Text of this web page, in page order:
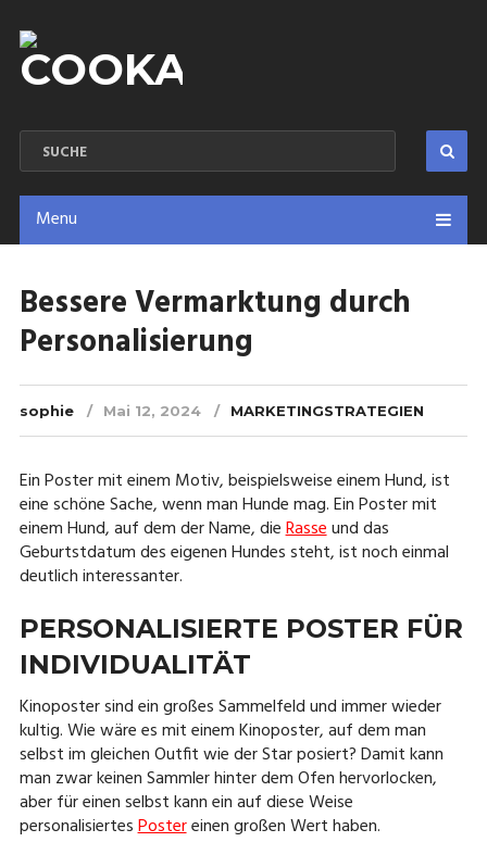
Menu
Bessere Vermarktung durch
Personalisierung
sophie Mai 12, 2024 MARKETINGSTRATEGIEN
Ein Poster mit einem Motiv, beispielsweise einem Hund, ist
eine schöne Sache, wenn man Hunde mag. Ein Poster mit
einem Hund, auf dem der Name, dieRasseund das
Geburtstdatum des eigenen Hundes steht, ist noch einmal
deutlich interessanter.
PERSONALISIERTE POSTER FÜR
INDIVIDUALITÄT
Kinoposter sind ein großes Sammelfeld und immer wieder
kultig. Wie wäre es mit einem Kinoposter, auf dem man
selbst im gleichen Outfit wie der Star posiert? Damit kann
man zwar keinen Sammler hinter dem Ofen hervorlocken,
aber für einen selbst kann ein auf diese Weise
personalisiertesPostereinen großen Wert haben.